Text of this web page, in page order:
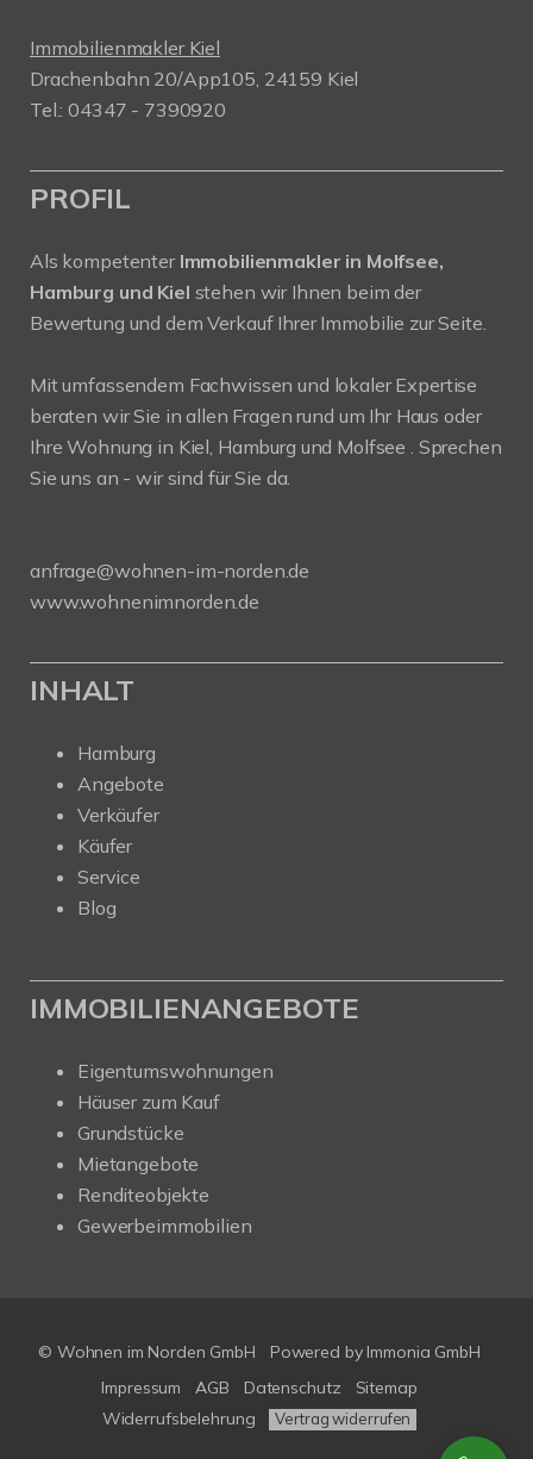
Immobilienmakler Kiel
Drachenbahn 20/App105, 24159 Kiel
Tel.: 04347 - 7390920
PROFIL
Als kompetenter Immobilienmakler in Molfsee,
Hamburg und Kiel stehen wir Ihnen beim der
Bewertung und dem Verkauf Ihrer Immobilie zur Seite.
Mit umfassendem Fachwissen und lokaler Expertise
beraten wir Sie in allen Fragen rund um Ihr Haus oder
Ihre Wohnung in Kiel, Hamburg und Molfsee . Sprechen
Sie uns an - wir sind für Sie da.
anfrage@wohnen-im-norden.de
www.wohnenimnorden.de
INHALT
Hamburg
Angebote
Verkäufer
Käufer
Service
Blog
IMMOBILIENANGEBOTE
Eigentumswohnungen
Häuser zum Kauf
Grundstücke
Mietangebote
Renditeobjekte
Gewerbeimmobilien
© Wohnen im Norden GmbH Powered by Immonia GmbH
Impressum
AGB Datenschutz
Sitemap
Widerrufsbelehrung
Vertrag widerrufen